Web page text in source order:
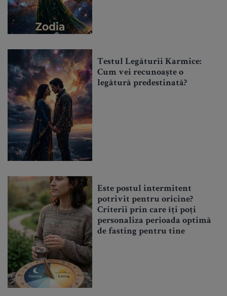
Testul Legăturii Karmice:
Cum vei recunoaște o
legătură predestinată?
Este postul intermitent
potrivit pentru oricine?
Criterii prin care îți poți
personaliza perioada optimă
de fasting pentru tine